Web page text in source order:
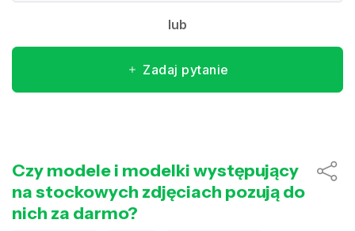
lub
Zadaj pytanie
Czy modele i modelki występujący
na stockowych zdjęciach pozują do
nich za darmo?